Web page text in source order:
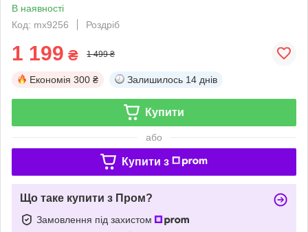
В наявності
Код: mx9256
Роздріб
1 199 ₴ 1 499 ₴
Економія 300 ₴ Залишилось 14 днів
Купити
або
Купити з
Що таке купити з Пром?
Замовлення під захистом